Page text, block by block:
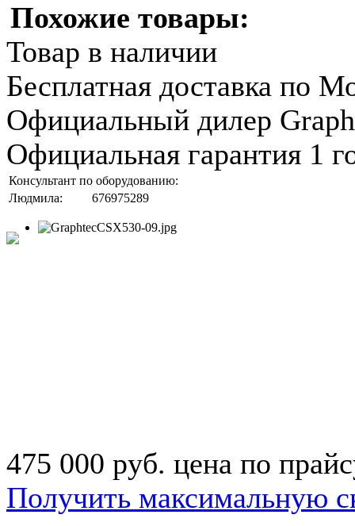
Похожие товары:
Товар в наличии
Бесплатная доставка по
Официальный дилер
Официальная гарантия 1
Консультант по оборудованию:
Людмила:
676975289
475 000 руб. цена по
Получить максимальную